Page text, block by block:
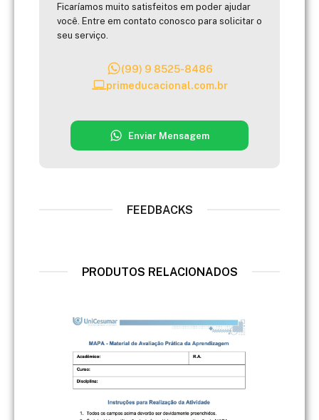
Ficaríamos muito satisfeitos em poder ajudar
você. Entre em contato conosco para solicitar o
seu serviço.
(99) 9 8525-8486
primeducacional.com.br
Enviar Mensagem
FEEDBACKS
PRODUTOS RELACIONADOS